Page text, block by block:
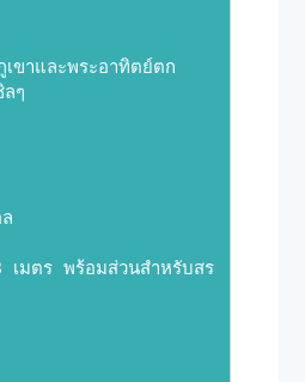
าและพระอาทิตย์ตก
ๆ
มตร พร้อมส่วนสำหรับสร